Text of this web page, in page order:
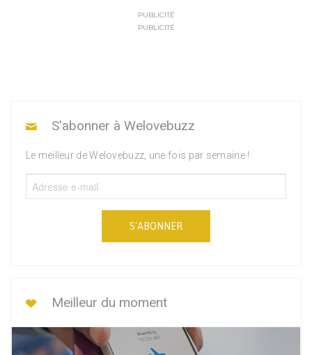
PUBLICITÉ
PUBLICITÉ
S'abonner à Welovebuzz
Le meilleur de Welovebuzz, une fois par semaine !
S'ABONNER
Meilleur du moment